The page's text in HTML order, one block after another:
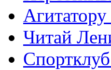
Читай